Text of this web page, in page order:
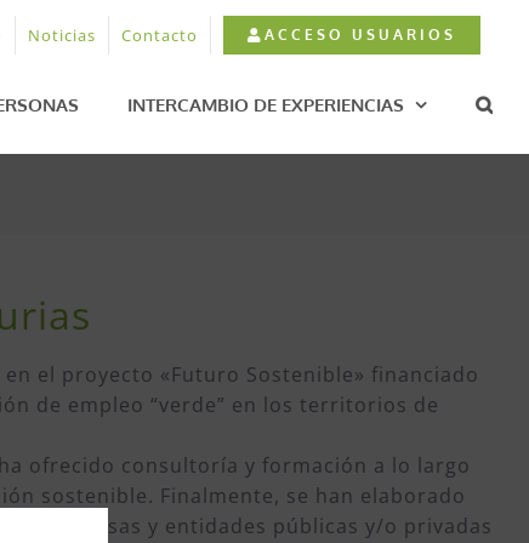
Noticias Contacto ACCESO USUARIOS
INTERCAMBIO DE EXPERIENCIAS
el proyecto «Futuro Sostenible» financiado
de empleo “verde” en los territorios de
ofrecido consultoría y formación a lo largo
sostenible. Finalmente, se han elaborado
as, empresas y entidades públicas y/o privadas